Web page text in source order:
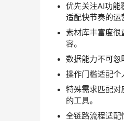
优先关注AI功能
适配快节奏的运
素材库丰富度很
容。
数据能力不可忽
操作门槛适配个
特殊需求匹配
的工具。
全链路流程适配